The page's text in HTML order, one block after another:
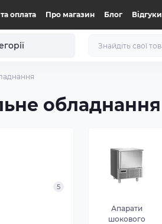
оплата Про магазин Блог Відгуки
обладнання
5
Апарати
шокового